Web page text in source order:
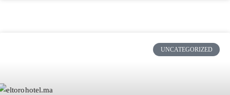
UNCATEGORIZED